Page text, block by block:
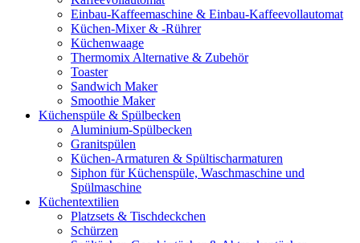
Einbau-Kaffeemaschine & Einbau-Kaffeevollautomat
Küchen-Mixer & -Rührer
Küchenwaage
Thermomix Alternative & Zubehör
Toaster
Sandwich Maker
Smoothie Maker
Küchenspüle & Spülbecken
Aluminium-Spülbecken
Granitspülen
Küchen-Armaturen & Spültischarmaturen
Siphon für Küchenspüle, Waschmaschine und
Spülmaschine
Küchentextilien
Platzsets & Tischdeckchen
Schürzen